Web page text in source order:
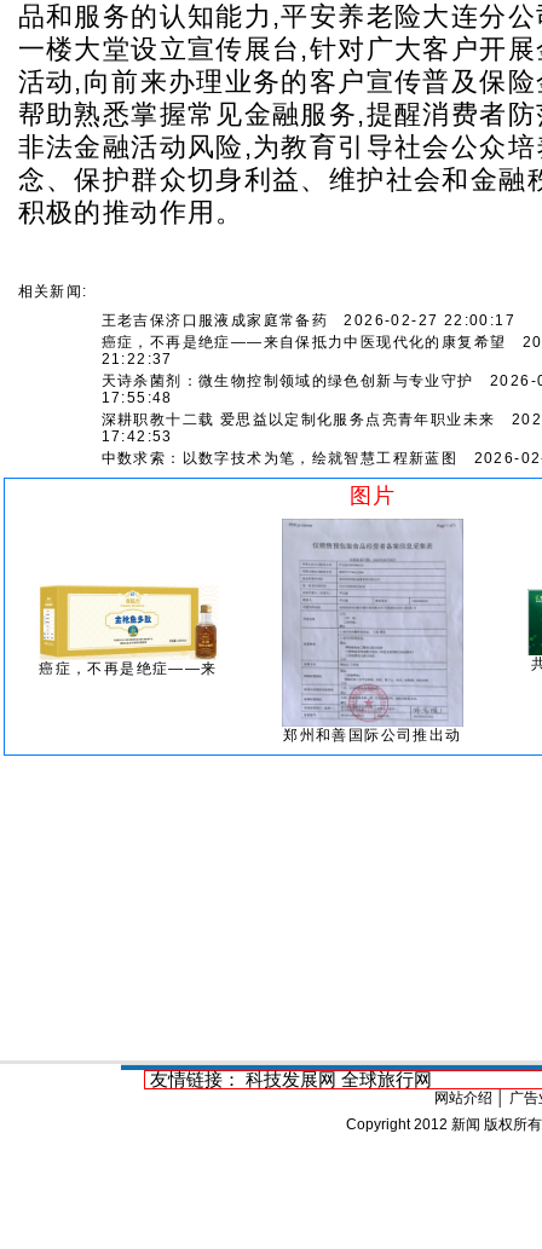
品和服务的认知能力,平安养老险大连分
一楼大堂设立宣传展台,针对广大客户开
活动,向前来办理业务的客户宣传普及保
帮助熟悉掌握常见金融服务,提醒消费者
非法金融活动风险,为教育引导社会公众
念、保护群众切身利益、维护社会和金融
积极的推动作用。
相关新闻:
王老吉保济口服液成家庭常备药 2026-02-27 22:00:17
癌症，不再是绝症——来自保抵力中医现代化的康复希望
21:22:37
天诗杀菌剂：微生物控制领域的绿色创新与专业守护
2026-
17:55:48
深耕职教十二载 爱思益以定制化服务点亮青年职业未来
17:42:53
中数求索：以数字技术为笔，绘就智慧工程新蓝图
2026-
图片
癌症，不再是绝症——来
郑州和善国际公司推出动
友情链接： 科技发展网 全球旅行网
网站介绍
广告
Copyright 2012 新闻 版权所